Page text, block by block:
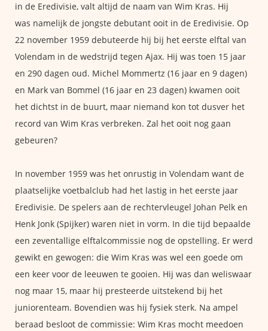
in de Eredivisie, valt altijd de naam van Wim Kras. Hij
was namelijk de jongste debutant ooit in de Eredivisie. Op
22 november 1959 debuteerde hij bij het eerste elftal van
Volendam in de wedstrijd tegen Ajax. Hij was toen 15 jaar
en 290 dagen oud. Michel Mommertz (16 jaar en 9 dagen)
en Mark van Bommel (16 jaar en 23 dagen) kwamen ooit
het dichtst in de buurt, maar niemand kon tot dusver het
record van Wim Kras verbreken. Zal het ooit nog gaan
gebeuren?
In november 1959 was het onrustig in Volendam want de
plaatselijke voetbalclub had het lastig in het eerste jaar
Eredivisie. De spelers aan de rechtervleugel Johan Pelk en
Henk Jonk (Spijker) waren niet in vorm. In die tijd bepaalde
een zeventallige elftalcommissie nog de opstelling. Er werd
gewikt en gewogen: die Wim Kras was wel een goede om
een keer voor de leeuwen te gooien. Hij was dan weliswaar
nog maar 15, maar hij presteerde uitstekend bij het
juniorenteam. Bovendien was hij fysiek sterk. Na ampel
beraad besloot de commissie: Wim Kras mocht meedoen